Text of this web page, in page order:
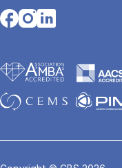
Opens in a new tab
Opens in a new tab
Opens in a new tab